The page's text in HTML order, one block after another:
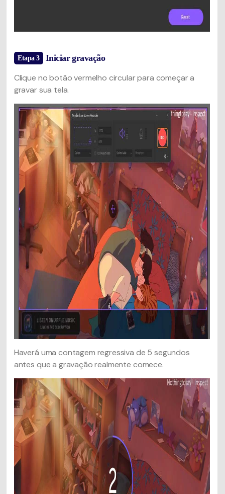
Etapa 3 Iniciar gravação
Clique no botão vermelho circular para começar a
gravar sua tela.
Haverá uma contagem regressiva de 5 segundos
antes que a gravação realmente comece.